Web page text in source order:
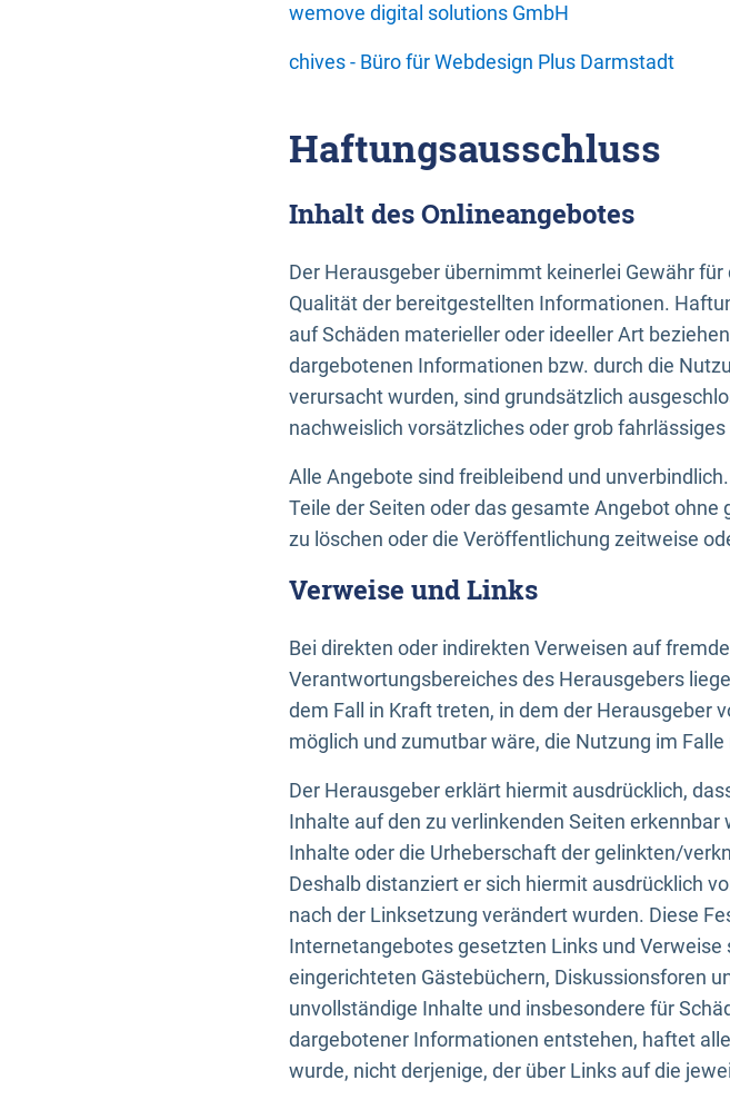
wemove digital solutions GmbH
chives - Büro für Webdesign Plus Darmstadt
Haftungsausschluss
Inhalt des Onlineangebotes
Der Herausgeber übernimmt keinerlei Gewähr
Qualität der bereitgestellten Informationen.
auf Schäden materieller oder ideeller Art
dargebotenen Informationen bzw. durch die
verursacht wurden, sind grundsätzlich
nachweislich vorsätzliches oder grob
Alle Angebote sind freibleibend und
Teile der Seiten oder das gesamte Angebot
zu löschen oder die Veröffentlichung zeitweise
Verweise und Links
Bei direkten oder indirekten Verweisen auf
Verantwortungsbereiches des Herausgebers
dem Fall in Kraft treten, in dem der Herausgeber
möglich und zumutbar wäre, die Nutzung im
Der Herausgeber erklärt hiermit ausdrücklich,
Inhalte auf den zu verlinkenden Seiten
Inhalte oder die Urheberschaft der gelinkten/
Deshalb distanziert er sich hiermit ausdrücklich
nach der Linksetzung verändert wurden. Diese
Internetangebotes gesetzten Links und
eingerichteten Gästebüchern, Diskussionsforen
unvollständige Inhalte und insbesondere für
dargebotener Informationen entstehen, haftet
wurde, nicht derjenige, der über Links auf die